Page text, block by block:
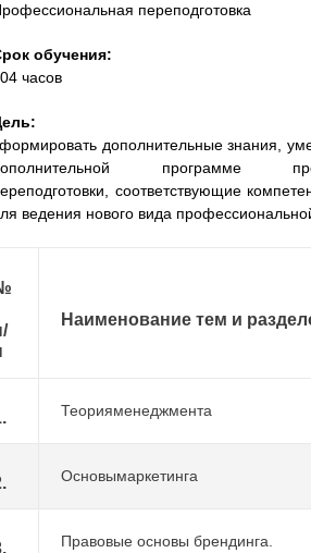
переподготовка
обучения:
часов
дополнительные знания,
программе
соответствующие
ведения нового вида
Наименование тем и
Теорияменеджмента
Основымаркетинга
Правовые основы брендинга.